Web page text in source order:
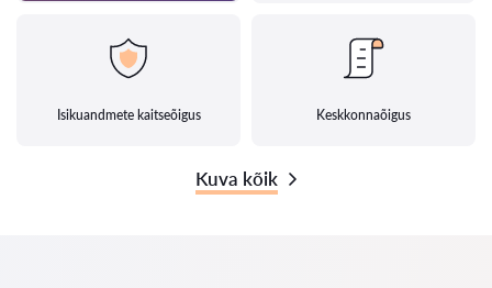
Isikuandmete kaitseõigus Keskkonnaõigus
Kuva kõik